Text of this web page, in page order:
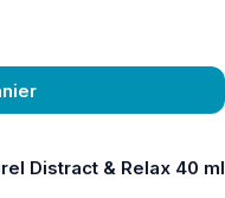
Distract & Relax 40 ml